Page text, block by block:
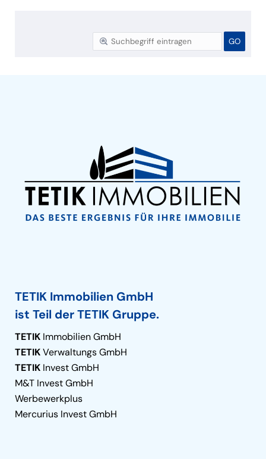
TETIK Immobilien GmbH
ist Teil der TETIK Gruppe.
TETIK Immobilien GmbH
TETIKVerwaltungs GmbH
TETIK Invest GmbH
M&T Invest GmbH
Werbewerkplus
Mercurius Invest GmbH